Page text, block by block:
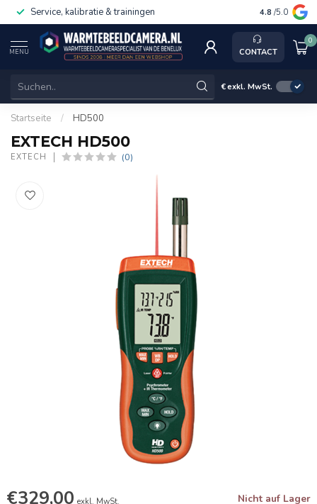
Service, kalibratie & trainingen 4.8 /5.0
MENU CONTACT
0
€exkl. MwSt.
Startseite / HD500
EXTECH HD500
EXTECH (0)
€329,00 exkl. MwSt. Nicht auf Lager